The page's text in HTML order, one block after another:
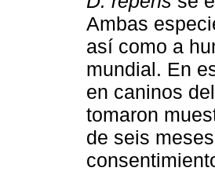
Ambas
así como a
mundial. En
en caninos
tomaron
de seis